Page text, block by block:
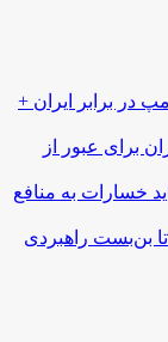
در برابر ایران +
برای عبور از
خسارات به منافع
بن‌بست راهبردی